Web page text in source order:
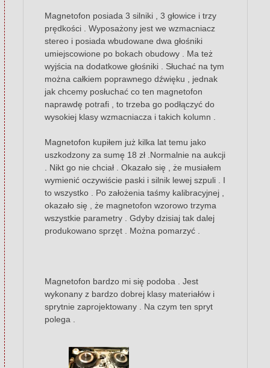
Magnetofon posiada 3 silniki , 3 głowice i trzy
prędkości . Wyposażony jest we wzmacniacz
stereo i posiada wbudowane dwa głośniki
umiejscowione po bokach obudowy . Ma też
wyjścia na dodatkowe głośniki . Słuchać na tym
można całkiem poprawnego dźwięku , jednak
jak chcemy posłuchać co ten magnetofon
naprawdę potrafi , to trzeba go podłączyć do
wysokiej klasy wzmacniacza i takich kolumn .
Magnetofon kupiłem już kilka lat temu jako
uszkodzony za sumę 18 zł .Normalnie na aukcji
. Nikt go nie chciał . Okazało się , że musiałem
wymienić oczywiście paski i silnik lewej szpuli . I
to wszystko . Po założenia taśmy kalibracyjnej ,
okazało się , że magnetofon wzorowo trzyma
wszystkie parametry . Gdyby dzisiaj tak dalej
produkowano sprzęt . Można pomarzyć .
Magnetofon bardzo mi się podoba . Jest
wykonany z bardzo dobrej klasy materiałów i
sprytnie zaprojektowany . Na czym ten spryt
polega .